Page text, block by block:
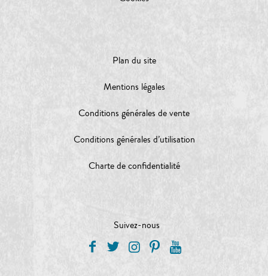
Plan du site
Mentions légales
Conditions générales de vente
Conditions générales d’utilisation
Charte de confidentialité
Suivez-nous